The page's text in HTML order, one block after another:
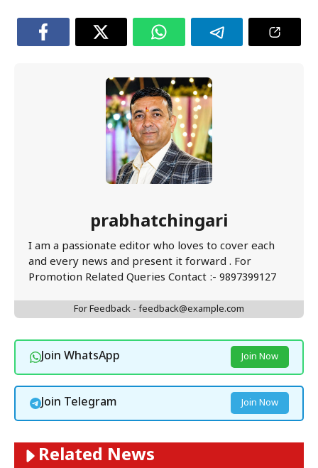
prabhatchingari
I am a passionate editor who loves to cover each
and every news and present it forward . For
Promotion Related Queries Contact :- 9897399127
For Feedback - feedback@example.com
Join WhatsApp Join Now
Join Telegram Join Now
Related News